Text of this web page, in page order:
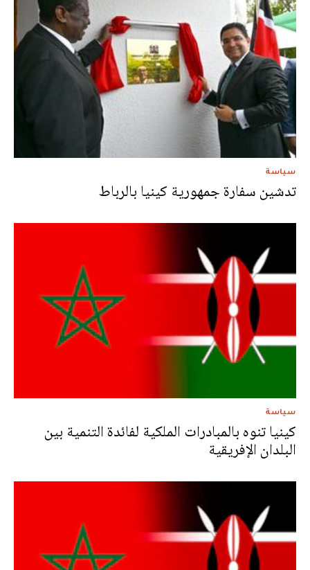
سياسة
تدشين سفارة جمهورية كينيا بالرباط
سياسة
كينيا تنوه بالمبادرات الملكية لفائدة التنمية بين
البلدان الإفريقية